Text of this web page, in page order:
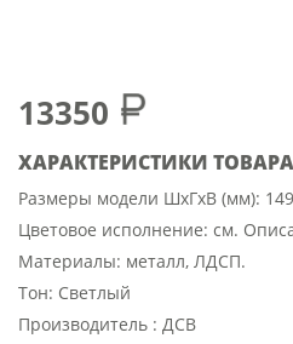
13350
ХАРАКТЕРИСТИКИ
Размеры модели ШхГхВ (мм):
Цветовое исполнение: см.
Материалы: металл, ЛДСП.
Тон: Светлый
Производитель : ДСВ